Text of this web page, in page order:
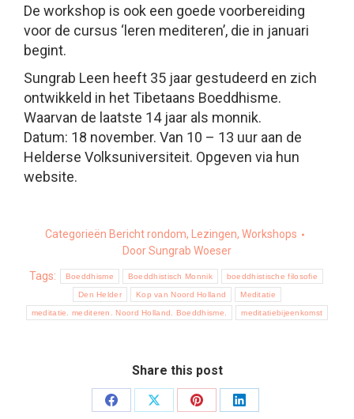
De workshop is ook een goede voorbereiding
voor de cursus ‘leren mediteren’, die in januari
begint.
Sungrab Leen heeft 35 jaar gestudeerd en zich
ontwikkeld in het Tibetaans Boeddhisme.
Waarvan de laatste 14 jaar als monnik.
Datum: 18 november. Van 10 – 13 uur aan de
Helderse Volksuniversiteit. Opgeven via hun
website.
Categorieën Bericht rondom, Lezingen, Workshops
DoorSungrab Woeser
Tags:
Boeddhisme Boeddhistisch Monnik boeddhistische filosofie
Den Helder Kop van Noord Holland Meditatie
meditatie. mediteren. Noord Holland. Boeddhisme. meditatiebijeenkomst
Share this post
Share
Share
Share
Share